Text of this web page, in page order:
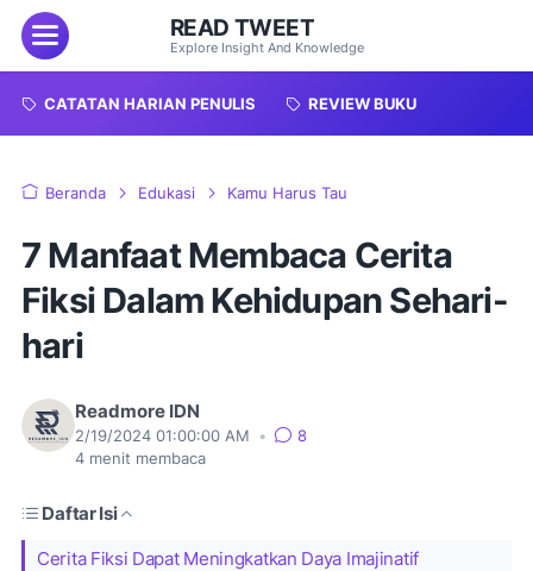
Menu READ TWEET
Explore Insight And Knowledge
CATATAN HARIAN PENULIS REVIEW BUKU
Beranda Edukasi Kamu Harus Tau
7 Manfaat Membaca Cerita
Fiksi Dalam Kehidupan Sehari-
hari
Readmore IDN
2/19/2024 01:00:00 AM •
8
4 menit membaca
Daftar Isi
Cerita Fiksi Dapat Meningkatkan Daya Imajinatif